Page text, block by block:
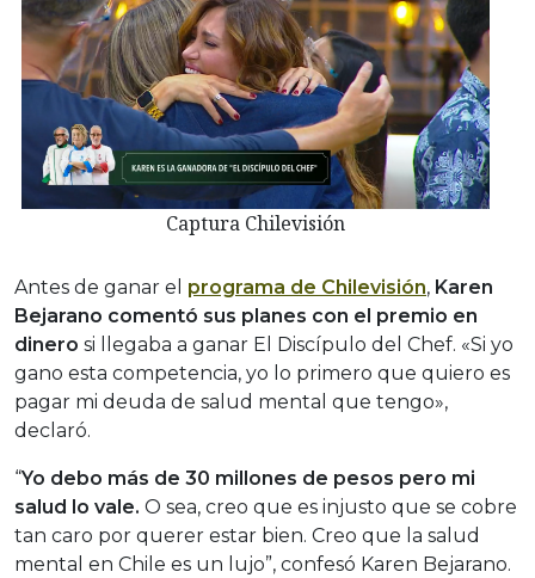
Captura Chilevisión
Antes de ganar el programa de Chilevisión, Karen
Bejarano comentó sus planes con el premio en
dinero si llegaba a ganar El Discípulo del Chef. «Si yo
gano esta competencia, yo lo primero que quiero es
pagar mi deuda de salud mental que tengo»,
declaró.
“Yo debo más de 30 millones de pesos pero mi
salud lo vale. O sea, creo que es injusto que se cobre
tan caro por querer estar bien. Creo que la salud
mental en Chile es un lujo”, confesó Karen Bejarano.